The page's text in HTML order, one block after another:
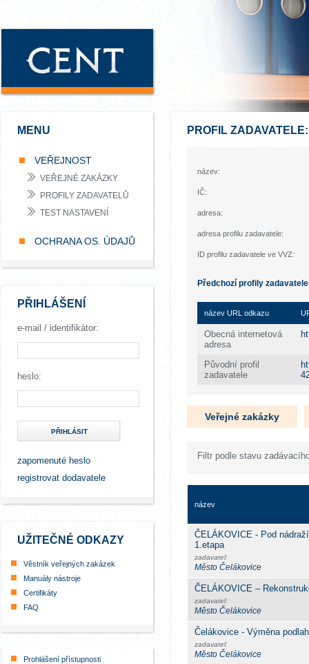
MENU
VEŘEJNOST
VEŘEJNÉ ZAKÁZKY
PROFILY ZADAVATELŮ
TEST NASTAVENÍ
OCHRANA OS. ÚDAJŮ
PŘIHLÁŠENÍ
e-mail / identifikátor:
heslo:
PŘIHLÁSIT
zapomenuté heslo
registrovat dodavatele
UŽITEČNÉ ODKAZY
Věstník veřejných zakázek
Manuály nástroje
Certifikáty
FAQ
Prohlášení přístupnosti
PROFIL
název:
IČ:
adresa:
adresa profilu zadavatele:
ID profilu zadavatele ve VVZ:
Předchozí profily
název URL odkazu
Obecná internetová
adresa
Původní profil
zadavatele
Veřejné zakázky
Filtr podle stavu
název
ČELÁKOVICE - Pod
1.etapa
zadavatel:
Město Čelákovice
ČELÁKOVICE –
zadavatel:
Město Čelákovice
Čelákovice - Výměna
zadavatel:
Město Čelákovice